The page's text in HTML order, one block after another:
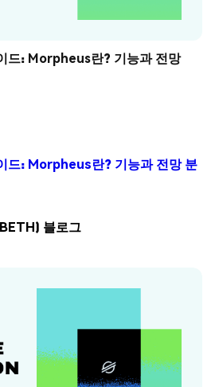
드: Morpheus란? 기능과 전망
드: Morpheus란? 기능과 전망 분
블로그